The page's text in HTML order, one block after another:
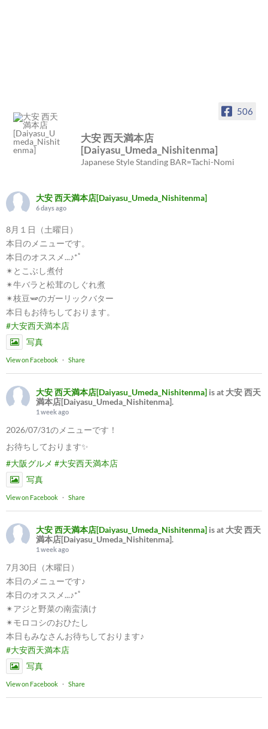
506
大安 西天満本店
[Daiyasu_Umeda_Nishitenma]
Japanese Style Standing BAR=Tachi-Nomi
大安 西天満本店[Daiyasu_Umeda_Nishitenma]
6 days ago
8月１日（土曜日）
本日のメニューです。
本日のオススメ...♪*ﾟ
✴︎とこぶし煮付
✴︎牛バラと松茸のしぐれ煮
✴︎枝豆🫛のガーリックバター
本日もお待ちしております。
#大安西天満本店
写真
View on Facebook · Share
大安 西天満本店[Daiyasu_Umeda_Nishitenma] is at 大安 西天
満本店[Daiyasu_Umeda_Nishitenma].
1 week ago
2026/07/31のメニューです！
お待ちしております✨
#大阪グルメ #大安西天満本店
写真
View on Facebook · Share
大安 西天満本店[Daiyasu_Umeda_Nishitenma] is at 大安 西天
満本店[Daiyasu_Umeda_Nishitenma].
1 week ago
7月30日（木曜日）
本日のメニューです♪
本日のオススメ...♪*ﾟ
✴︎アジと野菜の南蛮漬け
✴︎モロコシのおひたし
本日もみなさんお待ちしております♪
#大安西天満本店
写真
View on Facebook · Share